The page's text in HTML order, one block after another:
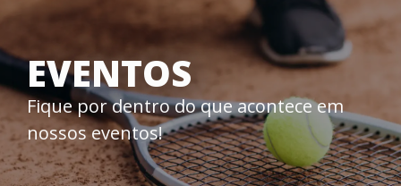
EVENTOS
Fique por dentro do que acontece em
nossos eventos!